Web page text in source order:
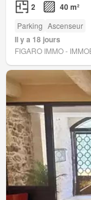
2 40 m²
Parking Ascenseur
Il y a 18 jours
FIGARO IMMO -